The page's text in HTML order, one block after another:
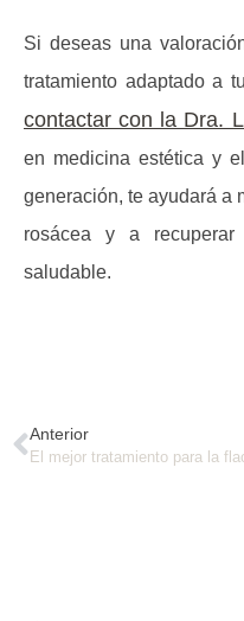
Si deseas una
tratamiento adaptado a
contactar con la Dra.
en medicina estética y
generación, te ayudará a
rosácea y a
saludable.
Anterior